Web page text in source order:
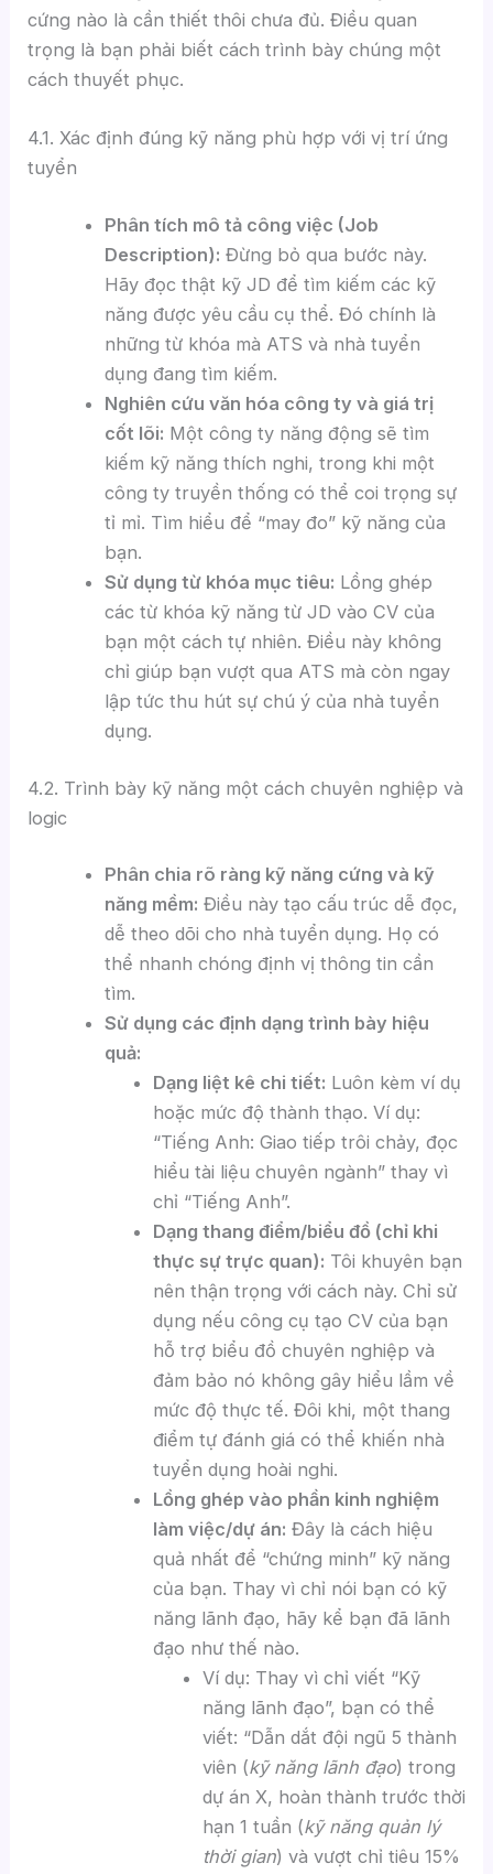
cứng nào là cần thiết thôi chưa đủ. Điều quan
trọng là bạn phải biết cách trình bày chúng một
cách thuyết phục.
4.1. Xác định đúng kỹ năng phù hợp với vị trí ứng
tuyển
Phân tích mô tả công việc (Job
Description): Đừng bỏ qua bước này.
Hãy đọc thật kỹ JD để tìm kiếm các kỹ
năng được yêu cầu cụ thể. Đó chính là
những từ khóa mà ATS và nhà tuyển
dụng đang tìm kiếm.
Nghiên cứu văn hóa công ty và giá trị
cốt lõi: Một công ty năng động sẽ tìm
kiếm kỹ năng thích nghi, trong khi một
công ty truyền thống có thể coi trọng sự
tỉ mỉ. Tìm hiểu để “may đo” kỹ năng của
bạn.
Sử dụng từ khóa mục tiêu: Lồng ghép
các từ khóa kỹ năng từ JD vào CV của
bạn một cách tự nhiên. Điều này không
chỉ giúp bạn vượt qua ATS mà còn ngay
lập tức thu hút sự chú ý của nhà tuyển
dụng.
4.2. Trình bày kỹ năng một cách chuyên nghiệp và
logic
Phân chia rõ ràng kỹ năng cứng và kỹ
năng mềm: Điều này tạo cấu trúc dễ đọc,
dễ theo dõi cho nhà tuyển dụng. Họ có
thể nhanh chóng định vị thông tin cần
tìm.
Sử dụng các định dạng trình bày hiệu
quả:
Dạng liệt kê chi tiết: Luôn kèm ví dụ
hoặc mức độ thành thạo. Ví dụ:
“Tiếng Anh: Giao tiếp trôi chảy, đọc
hiểu tài liệu chuyên ngành” thay vì
chỉ “Tiếng Anh”.
Dạng thang điểm/biểu đồ (chỉ khi
thực sự trực quan): Tôi khuyên bạn
nên thận trọng với cách này. Chỉ sử
dụng nếu công cụ tạo CV của bạn
hỗ trợ biểu đồ chuyên nghiệp và
đảm bảo nó không gây hiểu lầm về
mức độ thực tế. Đôi khi, một thang
điểm tự đánh giá có thể khiến nhà
tuyển dụng hoài nghi.
Lồng ghép vào phần kinh nghiệm
làm việc/dự án: Đây là cách hiệu
quả nhất để “chứng minh” kỹ năng
của bạn. Thay vì chỉ nói bạn có kỹ
năng lãnh đạo, hãy kể bạn đã lãnh
đạo như thế nào.
Ví dụ: Thay vì chỉ viết “Kỹ
năng lãnh đạo”, bạn có thể
viết: “Dẫn dắt đội ngũ 5 thành
viên (kỹ năng lãnh đạo) trong
dự án X, hoàn thành trước thời
hạn 1 tuần (kỹ năng quản lý
thời gian) và vượt chỉ tiêu 15%